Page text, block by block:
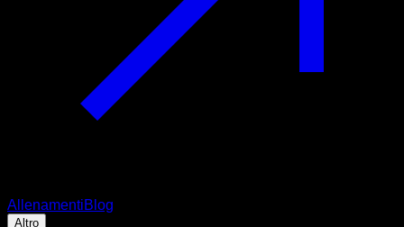
AllenamentiBlog
Altro